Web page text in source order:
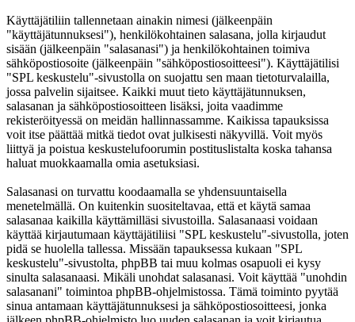
Käyttäjätiliin tallennetaan ainakin nimesi (jälkeenpäin
"käyttäjätunnuksesi"), henkilökohtainen salasana, jolla kirjaudut
sisään (jälkeenpäin "salasanasi") ja henkilökohtainen toimiva
sähköpostiosoite (jälkeenpäin "sähköpostiosoitteesi"). Käyttäjätilisi
"SPL keskustelu"-sivustolla on suojattu sen maan tietoturvalailla,
jossa palvelin sijaitsee. Kaikki muut tieto käyttäjätunnuksen,
salasanan ja sähköpostiosoitteen lisäksi, joita vaadimme
rekisteröityessä on meidän hallinnassamme. Kaikissa tapauksissa
voit itse päättää mitkä tiedot ovat julkisesti näkyvillä. Voit myös
liittyä ja poistua keskustelufoorumin postituslistalta koska tahansa
haluat muokkaamalla omia asetuksiasi.
Salasanasi on turvattu koodaamalla se yhdensuuntaisella
menetelmällä. On kuitenkin suositeltavaa, että et käytä samaa
salasanaa kaikilla käyttämilläsi sivustoilla. Salasanaasi voidaan
käyttää kirjautumaan käyttäjätiliisi "SPL keskustelu"-sivustolla, joten
pidä se huolella tallessa. Missään tapauksessa kukaan "SPL
keskustelu"-sivustolta, phpBB tai muu kolmas osapuoli ei kysy
sinulta salasanaasi. Mikäli unohdat salasanasi. Voit käyttää "unohdin
salasanani" toimintoa phpBB-ohjelmistossa. Tämä toiminto pyytää
sinua antamaan käyttäjätunnuksesi ja sähköpostiosoitteesi, jonka